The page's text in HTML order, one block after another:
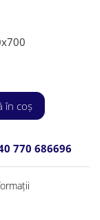
în coș
770 686696